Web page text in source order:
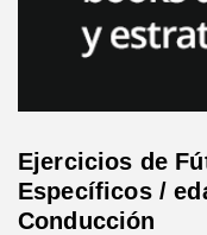
Ejercicios de
Específicos /
Conducción